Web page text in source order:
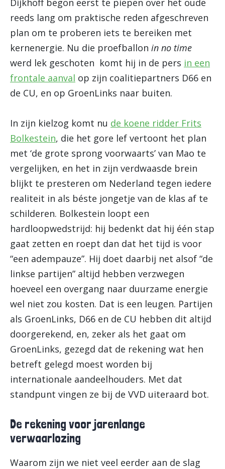
Dijkhoff begon eerst te piepen over het oude
reeds lang om praktische reden afgeschreven
plan om te proberen iets te bereiken met
kernenergie. Nu die proefballon in no time
werd lek geschoten komt hij in de pers in een
frontale aanval op zijn coalitiepartners D66 en
de CU, en op GroenLinks naar buiten.
In zijn kielzog komt nu de koene ridder Frits
Bolkestein, die het gore lef vertoont het plan
met ‘de grote sprong voorwaarts’ van Mao te
vergelijken, en het in zijn verdwaasde brein
blijkt te presteren om Nederland tegen iedere
realiteit in als béste jongetje van de klas af te
schilderen. Bolkestein loopt een
hardloopwedstrijd: hij bedenkt dat hij één stap
gaat zetten en roept dan dat het tijd is voor
“een adempauze”. Hij doet daarbij net alsof “de
linkse partijen” altijd hebben verzwegen
hoeveel een overgang naar duurzame energie
wel niet zou kosten. Dat is een leugen. Partijen
als GroenLinks, D66 en de CU hebben dit altijd
doorgerekend, en, zeker als het gaat om
GroenLinks, gezegd dat de rekening wat hen
betreft gelegd moest worden bij
internationale aandeelhouders. Met dat
standpunt vingen ze bij de VVD uiteraard bot.
De rekening voor jarenlange
verwaarlozing
Waarom zijn we niet veel eerder aan de slag